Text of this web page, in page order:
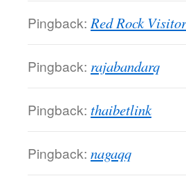
Pingback: Red Rock
Pingback: rajabandarq
Pingback: thaibetlink
Pingback: nagaqq